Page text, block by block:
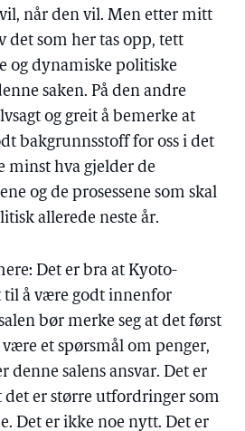
når den vil. Men etter mitt
det som her tas opp, tett
og dynamiske politiske
saken. På den andre
og greit å bemerke at
bakgrunnsstoff for oss i det
minst hva gjelder de
og de prosessene som skal
allerede neste år.
Det er bra at Kyoto-
til å være godt innenfor
bør merke seg at det først
et spørsmål om penger,
denne salens ansvar. Det er
det er større utfordringer som
Det er ikke noe nytt. Det er